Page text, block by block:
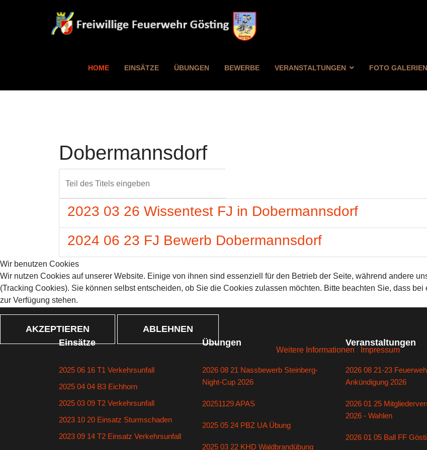
HOME EINSÄTZE ÜBUNGEN BEWERBE VERANSTALTUNGEN FOTO GALERIEN
Dobermannsdorf
2023 03 26 Wissentest FJ in Dobermannsdorf
2024 06 23 FJ Bewerb Dobermannsdorf
Einsätze
2025 06 16 T1 Verkehrsunfall
2025 04 04 B3 Eichhorn
2025 03 09 T2 Verkehrsunfall
2023 10 20 Einsatz Sturmschaden
2023 09 14 T2 Einsatz Verkehrsunfall
Übungen
2026 08 21 Nassbewerb Steinberg-
Night-Cup 2026
20251129 APAS
2025 05 24 PBZ UA Übung
2025 03 22 KHD Waldbrandübung
Veranstaltungen
2026 08 21-23
Ankündigung 2026
2026 01 25
2026 - Wahlen
2026 01 05 Ball FF
Wir benutzen Cookies
Wir nutzen Cookies auf unserer Website. Einige von ihnen sind essenziell für den Betrieb der Seite, während andere
(Tracking Cookies). Sie können selbst entscheiden, ob Sie die Cookies zulassen möchten. Bitte beachten Sie, dass
zur Verfügung stehen.
AKZEPTIEREN ABLEHNEN
Weitere Informationen Impressum